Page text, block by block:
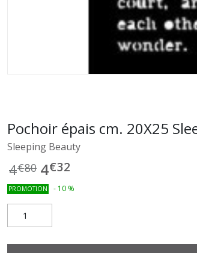
Pochoir épais cm. 20X25
Sleeping Beauty
4€80 4€32
PROMOTION - 10 %